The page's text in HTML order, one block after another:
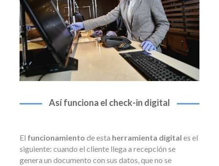
Así funciona el check-in digital
El funcionamiento de esta herramienta digital es el
siguiente: cuando el cliente llega a recepción se
genera un documento con sus datos, que no se